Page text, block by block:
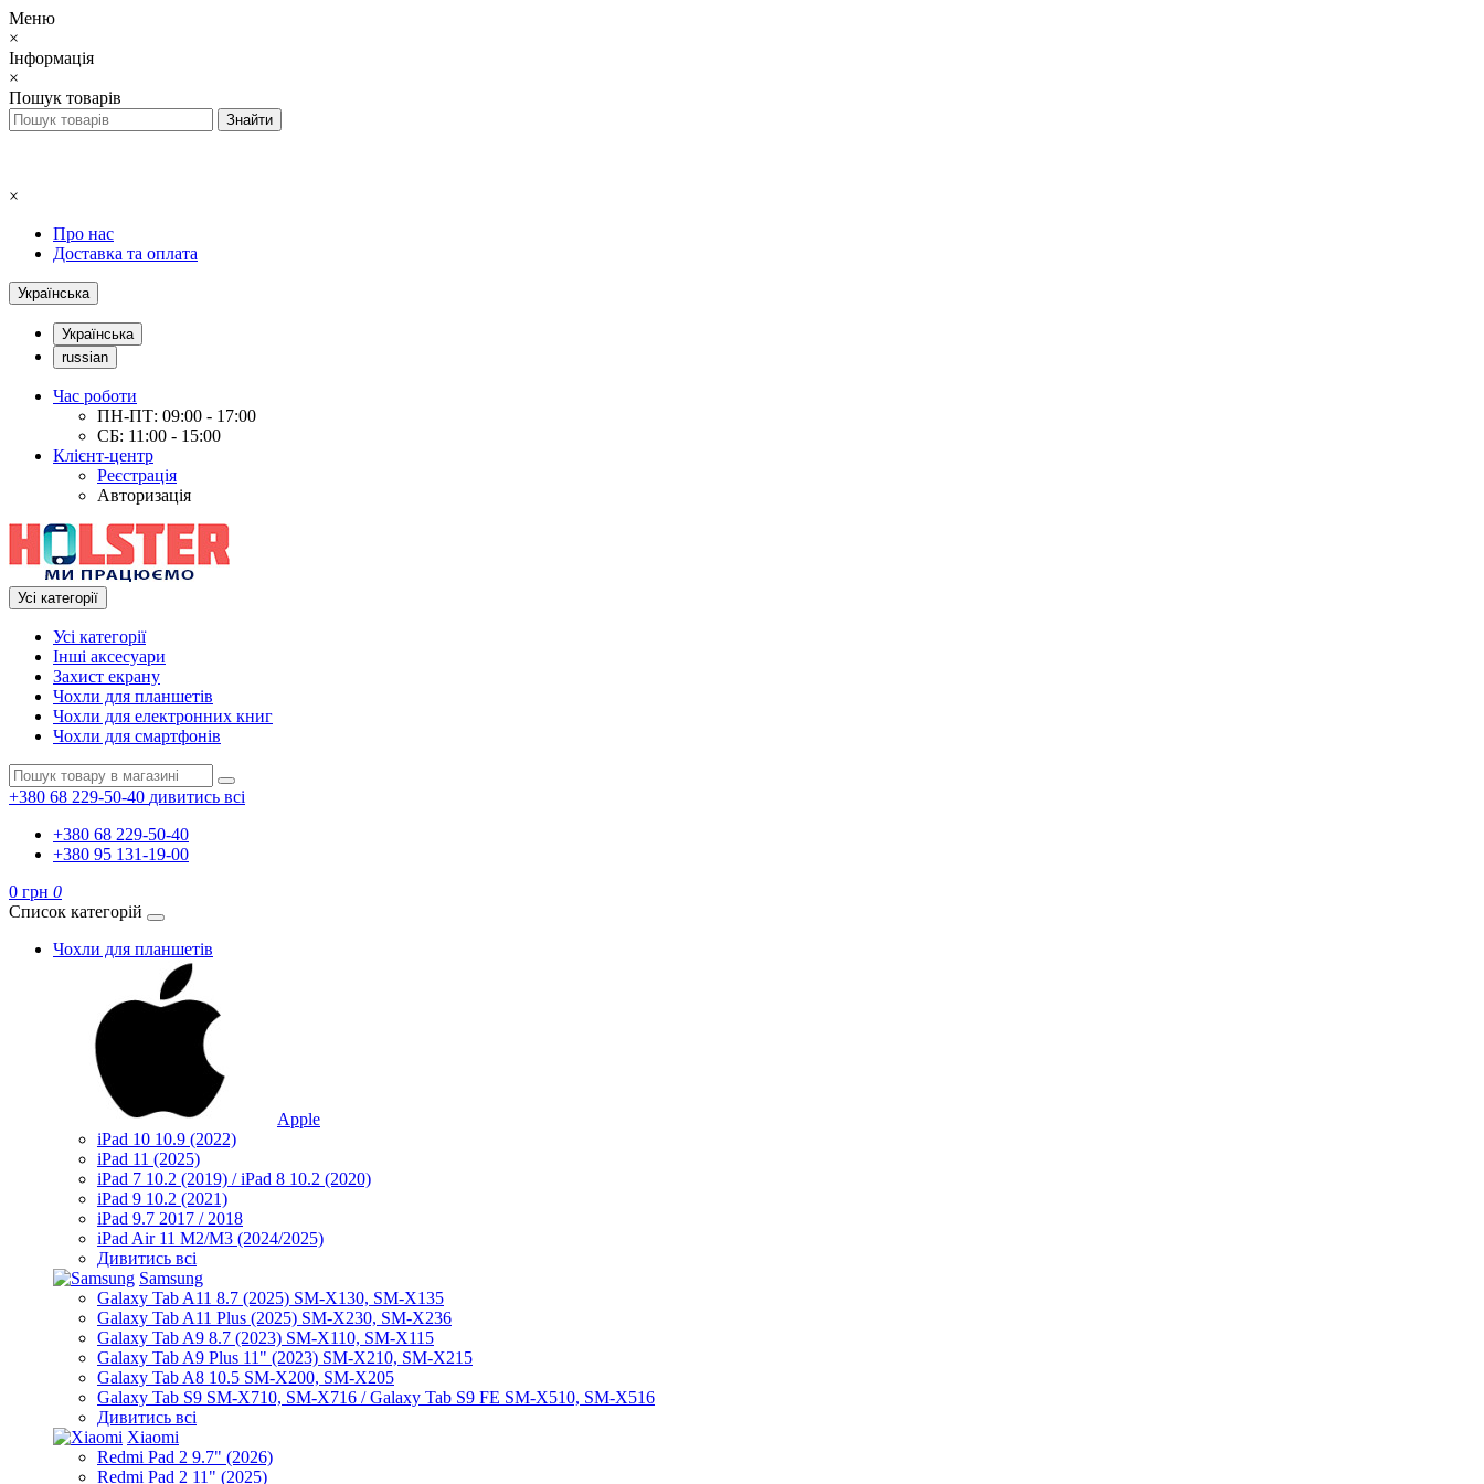
Меню
×
Інформація
×
Пошук товарів
×
Про нас
Доставка та оплата
Українська
Українська
russian
Час роботи
ПН-ПТ: 09:00 - 17:00
СБ: 11:00 - 15:00
Клієнт-центр
Реєстрація
Авторизація
Усі категорії
Усі категорії
Інші аксесуари
Захист екрану
Чохли для планшетів
Чохли для електронних книг
Чохли для смартфонів
+380 68 229-50-40 дивитись всі
+380 68 229-50-40
+380 95 131-19-00
0 грн 0
Список категорій
Чохли для планшетів
Apple
iPad 10 10.9 (2022)
iPad 11 (2025)
iPad 7 10.2 (2019) / iPad 8 10.2 (2020)
iPad 9 10.2 (2021)
iPad 9.7 2017 / 2018
iPad Air 11 M2/M3 (2024/2025)
Дивитись всі
Samsung
Galaxy Tab A11 8.7 (2025) SM-X130, SM-X135
Galaxy Tab A11 Plus (2025) SM-X230, SM-X236
Galaxy Tab A9 8.7 (2023) SM-X110, SM-X115
Galaxy Tab A9 Plus 11" (2023) SM-X210, SM-X215
Galaxy Tab A8 10.5 SM-X200, SM-X205
Galaxy Tab S9 SM-X710, SM-X716 / Galaxy Tab S9 FE SM-X510, SM-X516
Дивитись всі
Xiaomi
Redmi Pad 2 9.7" (2026)
Redmi Pad 2 11" (2025)